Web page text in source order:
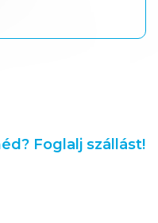
Foglalj szállást!